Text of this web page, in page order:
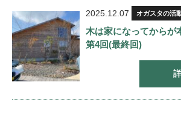
2025.12.07 オガスタの活
木は家になってからが
第4回(最終回)